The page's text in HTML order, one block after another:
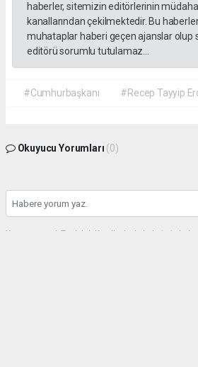
haberler, sitemizin editörlerinin
kanallarından çekilmektedir. Bu
muhataplar haberi geçen ajanslar olup
editörü sorumlu tutulamaz...
#Cumhurbaşkanı #Recep Tayyip
Okuyucu Yorumları (0)
Yorum yazarak Topluluk Kuralları’nı kabul etmiş